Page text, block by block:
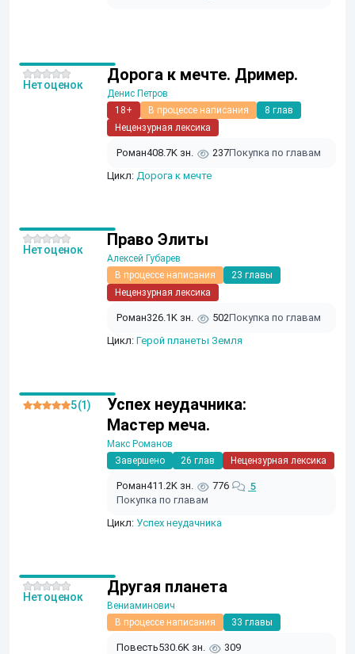
Дорога к мечте. Дример.
Денис Петров
18+
В процессе написания
8 глав
Нецензурная лексика
Роман408.7K зн. 237Покупка по главам
Цикл: Дорога к мечте
Нет оценок
Право Элиты
Алексей Губарев
В процессе написания
23 главы
Нецензурная лексика
Роман326.1K зн. 502Покупка по главам
Цикл: Герой планеты Земля
Нет оценок
Успех неудачника:
Мастер меча.
Макс Романов
Завершено
26 глав Нецензурная лексика
Роман411.2K зн. 776
5
Покупка по главам
Цикл: Успех неудачника
5 (1)
Другая планета
Вениаминович
В процессе написания
33 главы
Повесть530.6K зн.
309
Нет оценок